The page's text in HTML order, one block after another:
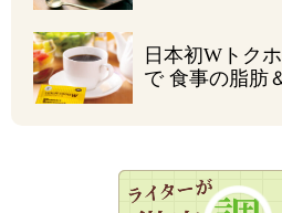
日本初Wトクホ
で 食事の脂肪